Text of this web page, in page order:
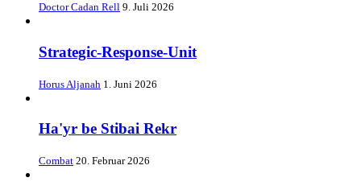
Doctor Cadan Rell 9. Juli 2026
Strategic-Response-Unit
Horus Aljanah 1. Juni 2026
Ha'yr be Stibai Rekr
Combat 20. Februar 2026